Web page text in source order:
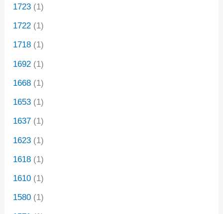
1723 (1)
1722 (1)
1718 (1)
1692 (1)
1668 (1)
1653 (1)
1637 (1)
1623 (1)
1618 (1)
1610 (1)
1580 (1)